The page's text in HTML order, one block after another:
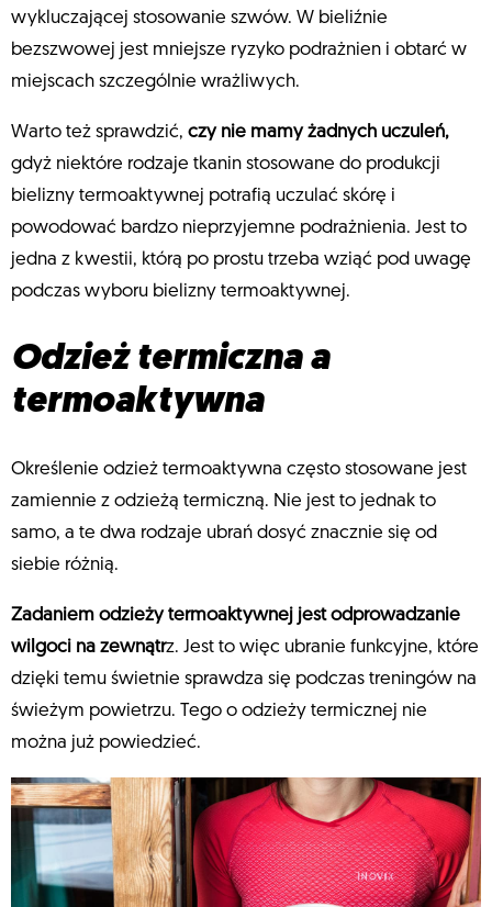
wykluczającej stosowanie szwów. W bieliźnie
bezszwowej jest mniejsze ryzyko podrażnien i obtarć w
miejscach szczególnie wrażliwych.
Warto też sprawdzić, czy nie mamy żadnych uczuleń,
gdyż niektóre rodzaje tkanin stosowane do produkcji
bielizny termoaktywnej potrafią uczulać skórę i
powodować bardzo nieprzyjemne podrażnienia. Jest to
jedna z kwestii, którą po prostu trzeba wziąć pod uwagę
podczas wyboru bielizny termoaktywnej.
Odzież termiczna a
termoaktywna
Określenie odzież termoaktywna często stosowane jest
zamiennie z odzieżą termiczną. Nie jest to jednak to
samo, a te dwa rodzaje ubrań dosyć znacznie się od
siebie różnią.
Zadaniem odzieży termoaktywnej jest odprowadzanie
wilgoci na zewnątrz. Jest to więc ubranie funkcyjne, które
dzięki temu świetnie sprawdza się podczas treningów na
świeżym powietrzu. Tego o odzieży termicznej nie
można już powiedzieć.